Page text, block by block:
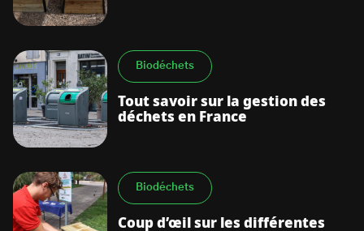
Biodéchets
Tout savoir sur la gestion des
déchets en France
Biodéchets
Coup d’œil sur les différentes